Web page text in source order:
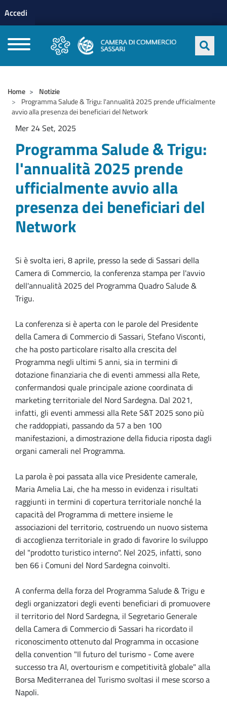
profilo utente
Accedi
Home
Notizie
Programma Salude & Trigu: l'annualità 2025 prende ufficialmente
avvio alla presenza dei beneficiari del Network
Mer 24 Set, 2025
Programma Salude & Trigu:
l'annualità 2025 prende
ufficialmente avvio alla
presenza dei beneficiari del
Network
Si è svolta ieri, 8 aprile, presso la sede di Sassari della
Camera di Commercio, la conferenza stampa per l'avvio
dell'annualità 2025 del Programma Quadro Salude &
Trigu.
La conferenza si è aperta con le parole del Presidente
della Camera di Commercio di Sassari, Stefano Visconti,
che ha posto particolare risalto alla crescita del
Programma negli ultimi 5 anni, sia in termini di
dotazione finanziaria che di eventi ammessi alla Rete,
confermandosi quale principale azione coordinata di
marketing territoriale del Nord Sardegna. Dal 2021,
infatti, gli eventi ammessi alla Rete S&T 2025 sono più
che raddoppiati, passando da 57 a ben 100
manifestazioni, a dimostrazione della fiducia riposta dagli
organi camerali nel Programma.
La parola è poi passata alla vice Presidente camerale,
Maria Amelia Lai, che ha messo in evidenza i risultati
raggiunti in termini di copertura territoriale nonché la
capacità del Programma di mettere insieme le
associazioni del territorio, costruendo un nuovo sistema
di accoglienza territoriale in grado di favorire lo sviluppo
del "prodotto turistico interno". Nel 2025, infatti, sono
ben 66 i Comuni del Nord Sardegna coinvolti.
A conferma della forza del Programma Salude & Trigu e
degli organizzatori degli eventi beneficiari di promuovere
il territorio del Nord Sardegna, il Segretario Generale
della Camera di Commercio di Sassari ha ricordato il
riconoscimento ottenuto dal Programma in occasione
della convention "Il futuro del turismo - Come avere
successo tra AI, overtourism e competitività globale" alla
Borsa Mediterranea del Turismo svoltasi il mese scorso a
Napoli.